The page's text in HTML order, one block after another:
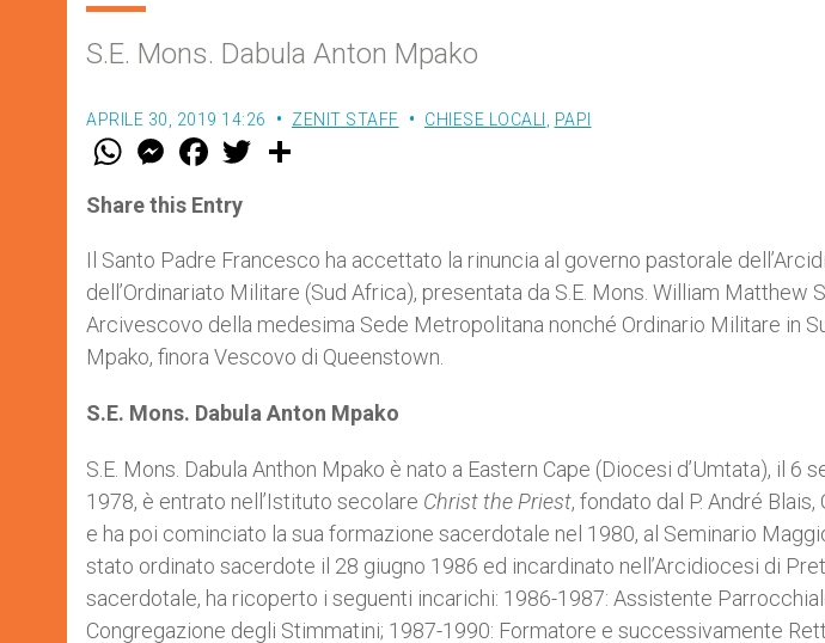
S.E. Mons. Dabula Anton Mpako
APRILE 30, 2019 14:26 ZENIT STAFF CHIESE LOCALI PAPI
W
t
s
p
p
M
e
s
e
g
e
r
F
a
e
b
o
k
w
r
Share this Entry
Il Santo Padre Francesco ha accettato la rinuncia al governo pastorale
dell’Ordinariato Militare (Sud Africa), presentata da S.E. Mons. William Matthew
Arcivescovo della medesima Sede Metropolitana nonché Ordinario Militare in
Mpako, finora Vescovo di Queenstown.
S.E. Mons. Dabula Anton Mpako
S.E. Mons. Dabula Anthon Mpako è nato a Eastern Cape (Diocesi d’Umtata), il 6
1978, è entrato nell’Istituto secolare Christ the Priest, fondato dal P. André
e ha poi cominciato la sua formazione sacerdotale nel 1980, al Seminario
stato ordinato sacerdote il 28 giugno 1986 ed incardinato nell’Arcidiocesi di
sacerdotale, ha ricoperto i seguenti incarichi: 1986-1987: Assistente
Congregazione degli Stimmatini; 1987-1990: Formatore e successivamente